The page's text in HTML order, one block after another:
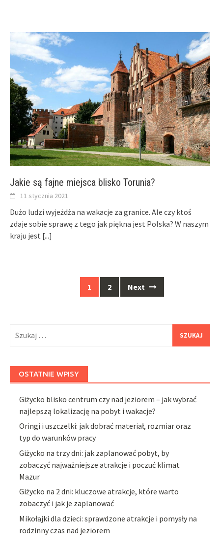
Jakie są fajne miejsca blisko Torunia?
11 stycznia 2021
Dużo ludzi wyjeżdża na wakacje za granice. Ale czy ktoś
zdaje sobie sprawę z tego jak piękna jest Polska? W naszym
kraju jest [...]
1 2 Next
OSTATNIE WPISY
Giżycko blisko centrum czy nad jeziorem – jak wybrać
najlepszą lokalizację na pobyt i wakacje?
Oringi i uszczelki: jak dobrać materiał, rozmiar oraz
typ do warunków pracy
Giżycko na trzy dni: jak zaplanować pobyt, by
zobaczyć najważniejsze atrakcje i poczuć klimat
Mazur
Giżycko na 2 dni: kluczowe atrakcje, które warto
zobaczyć i jak je zaplanować
Mikołajki dla dzieci: sprawdzone atrakcje i pomysły na
rodzinny czas nad jeziorem